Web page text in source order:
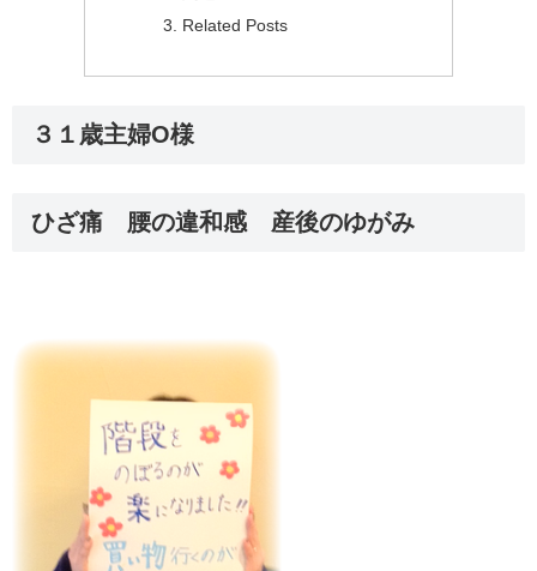
Related Posts
３１歳主婦O様
ひざ痛 腰の違和感 産後のゆがみ